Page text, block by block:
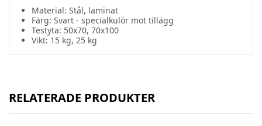
Material: Stål, laminat
Färg: Svart - specialkulör mot tillägg
Testyta: 50x70, 70x100
Vikt: 15 kg, 25 kg
RELATERADE PRODUKTER